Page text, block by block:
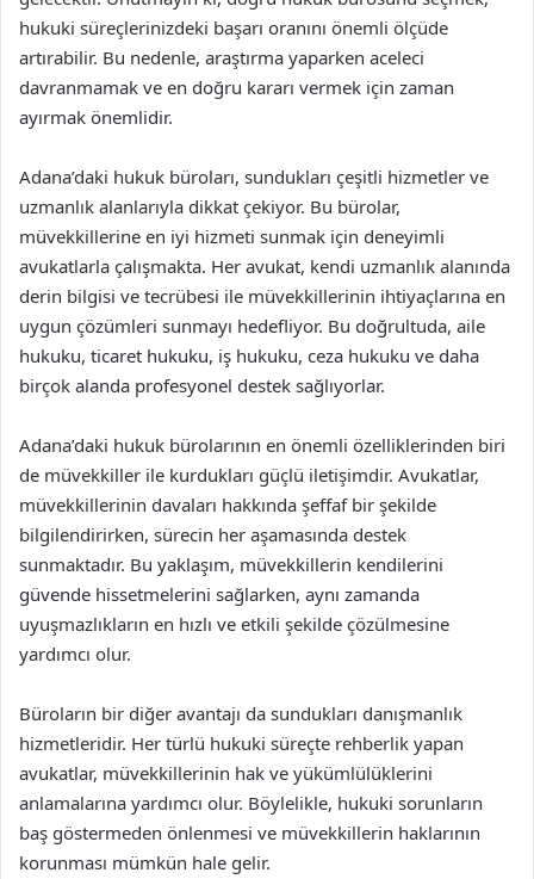
hukuki süreçlerinizdeki başarı oranını önemli ölçüde
artırabilir. Bu nedenle, araştırma yaparken aceleci
davranmamak ve en doğru kararı vermek için zaman
ayırmak önemlidir.
Adana’daki hukuk büroları, sundukları çeşitli hizmetler ve
uzmanlık alanlarıyla dikkat çekiyor. Bu bürolar,
müvekkillerine en iyi hizmeti sunmak için deneyimli
avukatlarla çalışmakta. Her avukat, kendi uzmanlık alanında
derin bilgisi ve tecrübesi ile müvekkillerinin ihtiyaçlarına en
uygun çözümleri sunmayı hedefliyor. Bu doğrultuda, aile
hukuku, ticaret hukuku, iş hukuku, ceza hukuku ve daha
birçok alanda profesyonel destek sağlıyorlar.
Adana’daki hukuk bürolarının en önemli özelliklerinden biri
de müvekkiller ile kurdukları güçlü iletişimdir. Avukatlar,
müvekkillerinin davaları hakkında şeffaf bir şekilde
bilgilendirirken, sürecin her aşamasında destek
sunmaktadır. Bu yaklaşım, müvekkillerin kendilerini
güvende hissetmelerini sağlarken, aynı zamanda
uyuşmazlıkların en hızlı ve etkili şekilde çözülmesine
yardımcı olur.
Büroların bir diğer avantajı da sundukları danışmanlık
hizmetleridir. Her türlü hukuki süreçte rehberlik yapan
avukatlar, müvekkillerinin hak ve yükümlülüklerini
anlamalarına yardımcı olur. Böylelikle, hukuki sorunların
baş göstermeden önlenmesi ve müvekkillerin haklarının
korunması mümkün hale gelir.